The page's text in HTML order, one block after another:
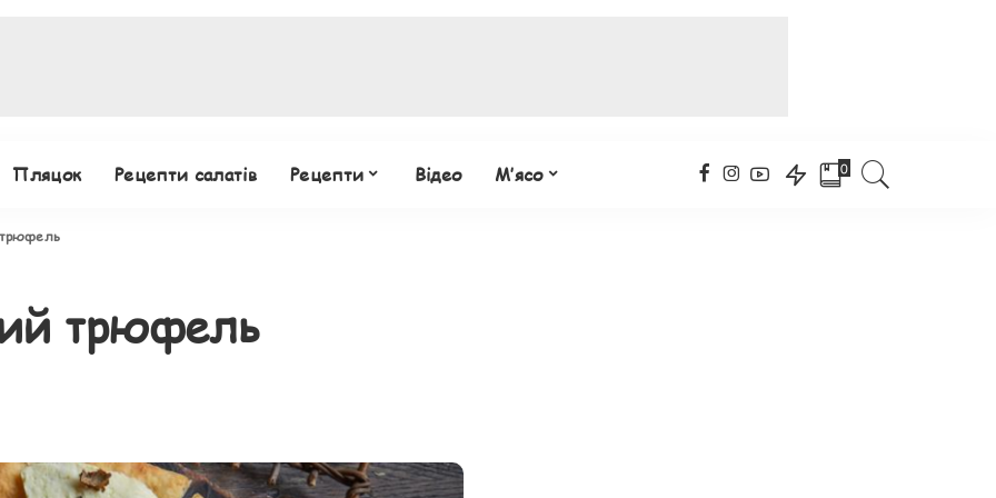
Пляцок Рецепти салатів Рецепти Відео М’ясо 0
трюфель